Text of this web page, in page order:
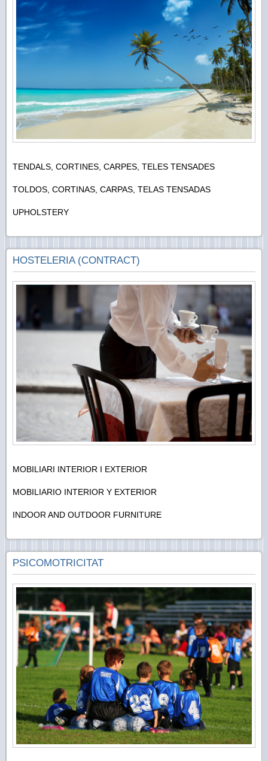
TENDALS, CORTINES, CARPES, TELES TENSADES
TOLDOS, CORTINAS, CARPAS, TELAS TENSADAS
UPHOLSTERY
HOSTELERIA (CONTRACT)
MOBILIARI INTERIOR I EXTERIOR
MOBILIARIO INTERIOR Y EXTERIOR
INDOOR AND OUTDOOR FURNITURE
PSICOMOTRICITAT